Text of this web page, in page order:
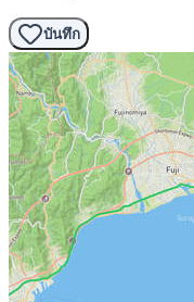
บันทึก